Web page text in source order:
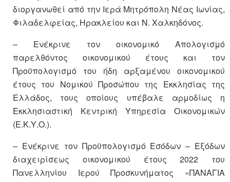
διοργανωθεί από την Ιερά Μητρόπολη Νέας Ιωνίας,
Φιλαδελφείας, Ηρακλείου και Ν. Χαλκηδόνος.
– Ενέκρινε τον οικονομικό Απολογισμό
παρελθόντος οικονομικού έτους και τον
Προϋπολογισμό του ήδη αρξαμένου οικονομικού
έτους του Νομικού Προσώπου της Εκκλησίας της
Ελλάδος, τους οποίους υπέβαλε αρμοδίως η
Εκκλησιαστική Κεντρική Υπηρεσία Οικονομικών
(Ε.Κ.Υ.Ο.).
– Ενέκρινε τον Προϋπολογισμό Εσόδων – Εξόδων
διαχειρίσεως οικονομικού έτους 2022 του
Πανελληνίου Ιερού Προσκυνήματος «ΠΑΝΑΓΙΑ